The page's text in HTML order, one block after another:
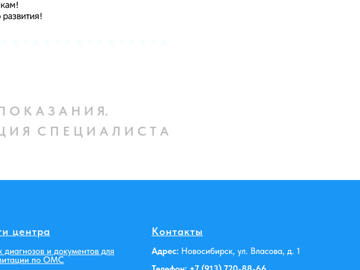
О К А З А Н И Я.
И Я С П Е Ц И А Л И С Т А
центра
диагнозов и документов для
по ОМС
Контакты
Адрес: Новосибирск, ул. Власова, д. 1